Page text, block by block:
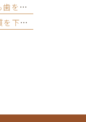
「痛くなってから行く」が最も歯を失いやすいパターン
「寝る前のスマホ」が睡眠の質を下げ、歯を溶かす